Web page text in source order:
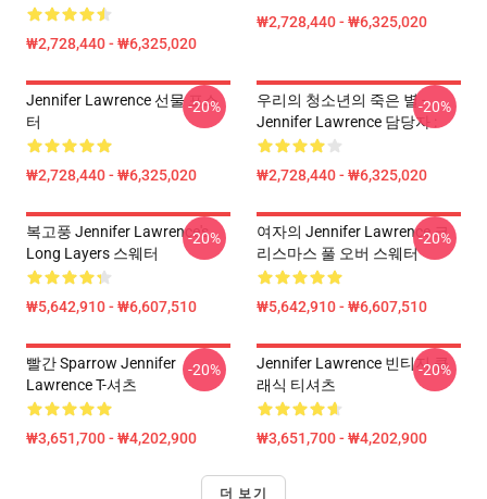
₩2,728,440 - ₩6,325,020
₩2,728,440 - ₩6,325,020
Jennifer Lawrence 선물 포스
터
₩2,728,440 - ₩6,325,020
-20%
우리의 청소년의 죽은 별 -
Jennifer Lawrence 담당자 :
₩2,728,440 - ₩6,325,020
-20%
복고풍 Jennifer Lawrence's
Long Layers 스웨터
₩5,642,910 - ₩6,607,510
-20%
여자의 Jennifer Lawrence 크
리스마스 풀 오버 스웨터
₩5,642,910 - ₩6,607,510
-20%
빨간 Sparrow Jennifer
Lawrence T-셔츠
₩3,651,700 - ₩4,202,900
-20%
Jennifer Lawrence 빈티지 클
래식 티셔츠
₩3,651,700 - ₩4,202,900
-20%
더 보기